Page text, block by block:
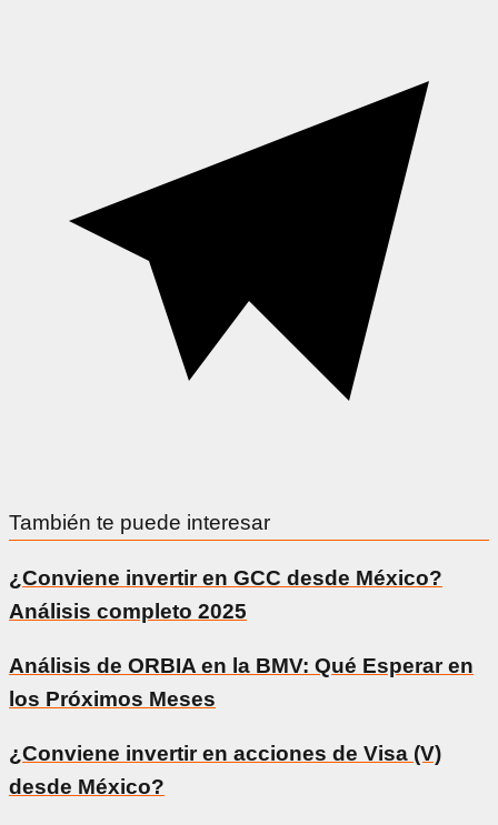
También te puede interesar
¿Conviene invertir en GCC desde México?
Análisis completo 2025
Análisis de ORBIA en la BMV: Qué Esperar en
los Próximos Meses
¿Conviene invertir en acciones de Visa (V)
desde México?